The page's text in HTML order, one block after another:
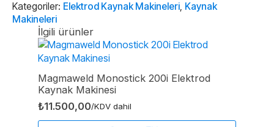
Kaynak
Makinesi
adet
Kategoriler: Elektrod Kaynak Makineleri, Kaynak
Makineleri
İlgili ürünler
Magmaweld Monostick 200i Elektrod
Kaynak Makinesi
₺11.500,00/KDV dahil